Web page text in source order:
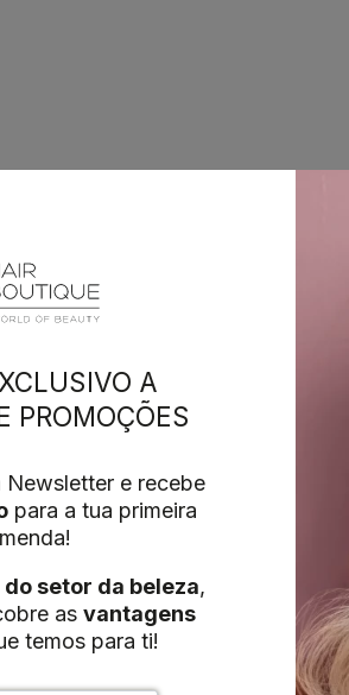
A
PROMOÇÕES
Newsletter e recebe
para a tua primeira
setor da beleza,
as vantagens
temos para ti!